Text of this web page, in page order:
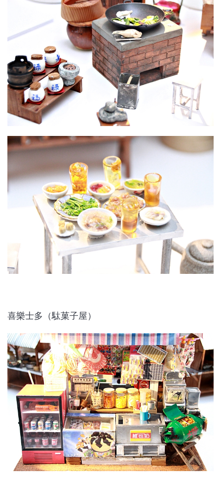
喜樂士多（駄菓子屋）